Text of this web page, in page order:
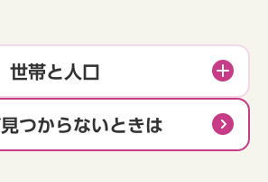
世帯と人口
つからないときは